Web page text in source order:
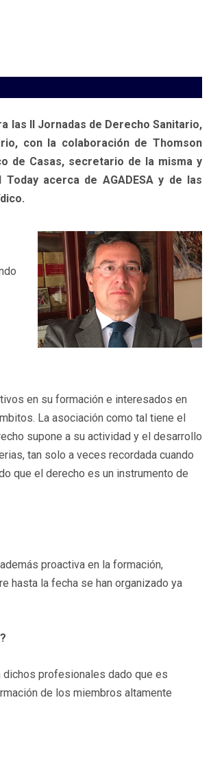
las II Jornadas de Derecho Sanitario,
con la colaboración de Thomson
de Casas, secretario de la misma y
acerca de AGADESA y de las
en su formación e interesados en
La asociación como tal tiene el
supone a su actividad y el desarrollo
tan solo a veces recordada cuando
que el derecho es un instrumento de
proactiva en la formación,
hasta la fecha se han organizado ya
profesionales dado que es
de los miembros altamente